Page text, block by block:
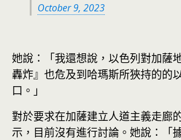
October 9, 2023
她說：「我還想說，以色列對加薩
轟炸』也危及到哈瑪斯所狹持的的
口。」
對於要求在加薩建立人道主義走廊
示，目前沒有進行討論。她說：「